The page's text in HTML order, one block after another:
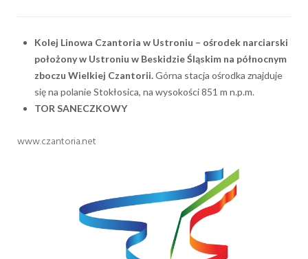
Kolej Linowa Czantoria w Ustroniu – ośrodek narciarski
położony w Ustroniu w Beskidzie Śląskim na północnym
zboczu Wielkiej Czantorii.Górna stacja ośrodka znajduje
się na polanie Stokłosica, na wysokości 851 m n.p.m.
TOR SANECZKOWY
www.czantoria.net